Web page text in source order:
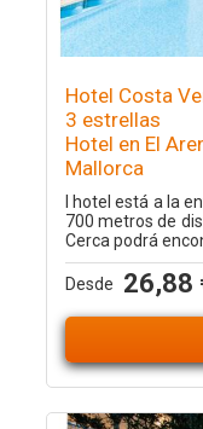
Hotel Costa
3 estrellas
Hotel en El
Mallorca
l hotel está a la
700 metros de
Cerca podrá
Desde 26,88